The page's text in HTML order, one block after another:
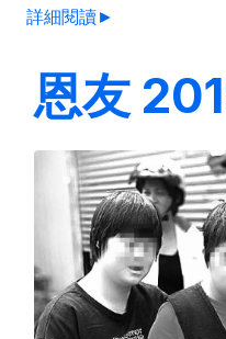
詳細閱讀►
恩友